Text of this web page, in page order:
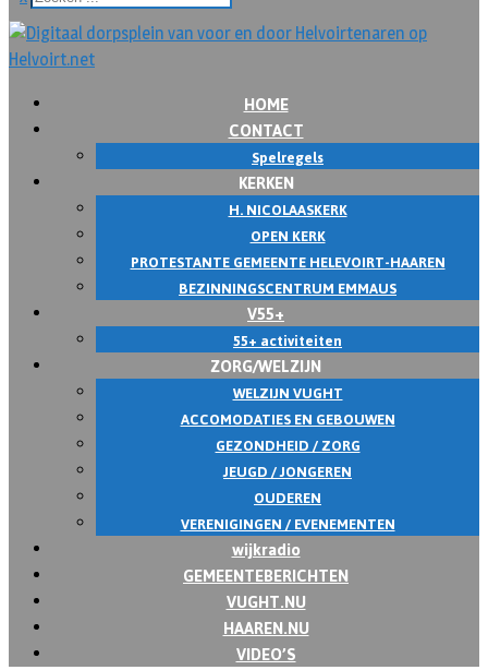
HOME
CONTACT
Spelregels
KERKEN
H. NICOLAASKERK
OPEN KERK
PROTESTANTE GEMEENTE HELEVOIRT-HAAREN
BEZINNINGSCENTRUM EMMAUS
V55+
55+ activiteiten
ZORG/WELZIJN
WELZIJN VUGHT
ACCOMODATIES EN GEBOUWEN
GEZONDHEID / ZORG
JEUGD / JONGEREN
OUDEREN
VERENIGINGEN / EVENEMENTEN
wijkradio
GEMEENTEBERICHTEN
VUGHT.NU
HAAREN.NU
VIDEO’S